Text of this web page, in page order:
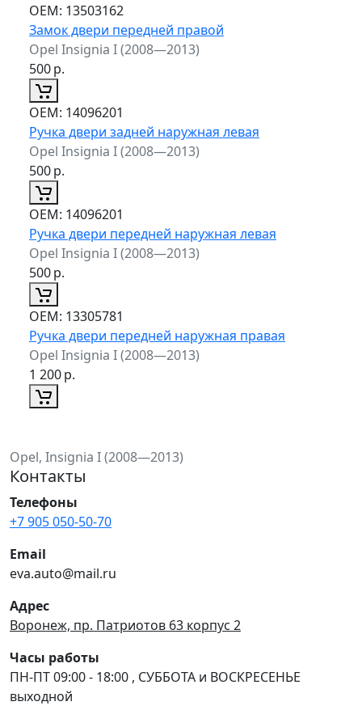
ОЕМ: 13503162
Замок двери передней правой
Opel Insignia I (2008—2013)
500р.
ОЕМ: 14096201
Ручка двери задней наружная левая
Opel Insignia I (2008—2013)
500р.
ОЕМ: 14096201
Ручка двери передней наружная левая
Opel Insignia I (2008—2013)
500р.
ОЕМ: 13305781
Ручка двери передней наружная правая
Opel Insignia I (2008—2013)
1 200р.
Opel, Insignia I (2008—2013)
Контакты
Телефоны
+7 905 050-50-70
Email
eva.auto@mail.ru
Адрес
Воронеж, пр. Патриотов 63 корпус 2
Часы работы
ПН-ПТ 09:00 - 18:00 , СУББОТА и ВОСКРЕСЕНЬЕ
выходной